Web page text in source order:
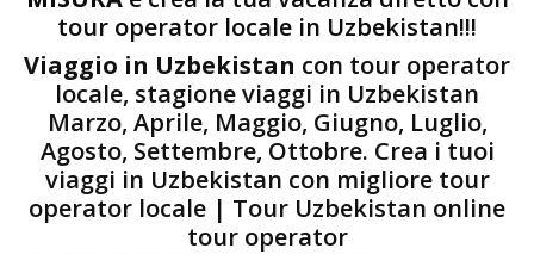
tour operator locale in Uzbekistan!!!
Viaggio in Uzbekistan con tour operator
locale, stagione viaggi in Uzbekistan
Marzo, Aprile, Maggio, Giugno, Luglio,
Agosto, Settembre, Ottobre. Crea i tuoi
viaggi in Uzbekistan con migliore tour
operator locale | Tour Uzbekistan online
tour operator